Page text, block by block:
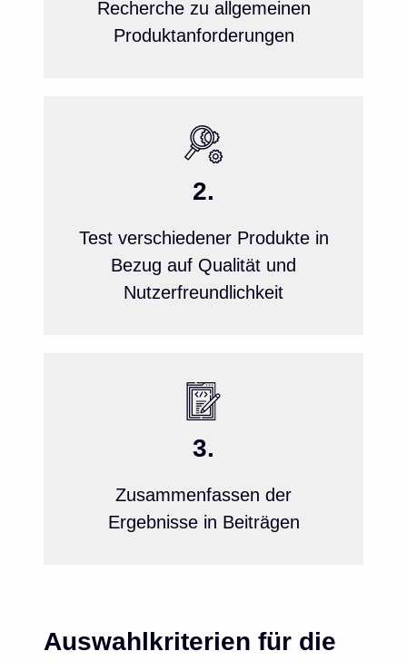
Recherche zu allgemeinen
Produktanforderungen
2.
Test verschiedener Produkte in
Bezug auf Qualität und
Nutzerfreundlichkeit
3.
Zusammenfassen der
Ergebnisse in Beiträgen
Auswahlkriterien für die